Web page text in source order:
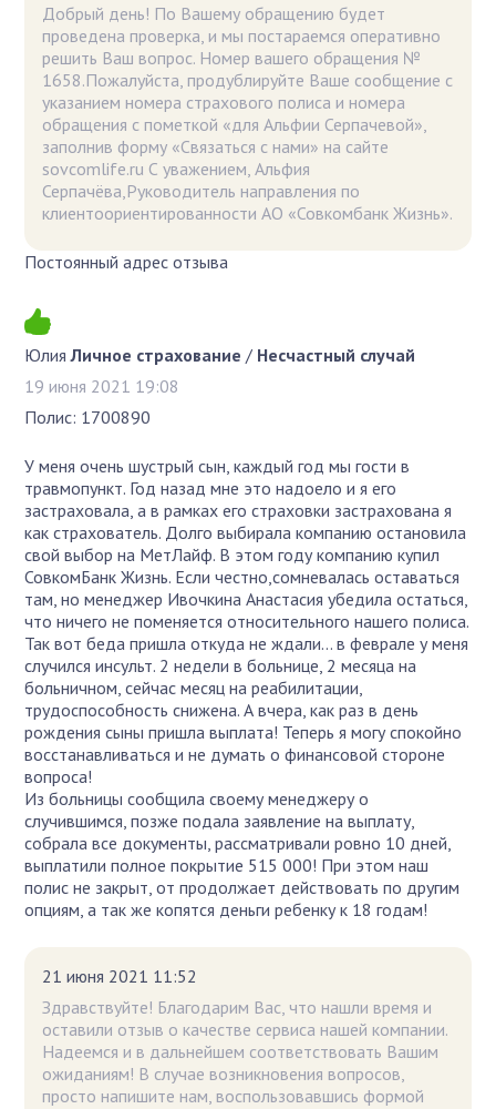
Добрый день! По Вашему обращению будет
проведена проверка, и мы постараемся оперативно
решить Ваш вопрос. Номер вашего обращения №
1658.Пожалуйста, продублируйте Ваше сообщение с
указанием номера страхового полиса и номера
обращения с пометкой «для Альфии Серпачевой»,
заполнив форму «Связаться с нами» на сайте
sovcomlife.ru С уважением, Альфия
Серпачёва,Руководитель направления по
клиентоориентированности АО «Совкомбанк Жизнь».
Постоянный адрес отзыва
Юлия Личное страхование / Несчастный случай
19 июня 2021 19:08
Полис: 1700890
У меня очень шустрый сын, каждый год мы гости в
травмопункт. Год назад мне это надоело и я его
застраховала, а в рамках его страховки застрахована я
как страхователь. Долго выбирала компанию остановила
свой выбор на МетЛайф. В этом году компанию купил
СовкомБанк Жизнь. Если честно,сомневалась оставаться
там, но менеджер Ивочкина Анастасия убедила остаться,
что ничего не поменяется относительного нашего полиса.
Так вот беда пришла откуда не ждали... в феврале у меня
случился инсульт. 2 недели в больнице, 2 месяца на
больничном, сейчас месяц на реабилитации,
трудоспособность снижена. А вчера, как раз в день
рождения сыны пришла выплата! Теперь я могу спокойно
восстанавливаться и не думать о финансовой стороне
вопроса!
Из больницы сообщила своему менеджеру о
случившимся, позже подала заявление на выплату,
собрала все документы, рассматривали ровно 10 дней,
выплатили полное покрытие 515 000! При этом наш
полис не закрыт, от продолжает действовать по другим
опциям, а так же копятся деньги ребенку к 18 годам!
21 июня 2021 11:52
Здравствуйте! Благодарим Вас, что нашли время и
оставили отзыв о качестве сервиса нашей компании.
Надеемся и в дальнейшем соответствовать Вашим
ожиданиям! В случае возникновения вопросов,
просто напишите нам, воспользовавшись формой